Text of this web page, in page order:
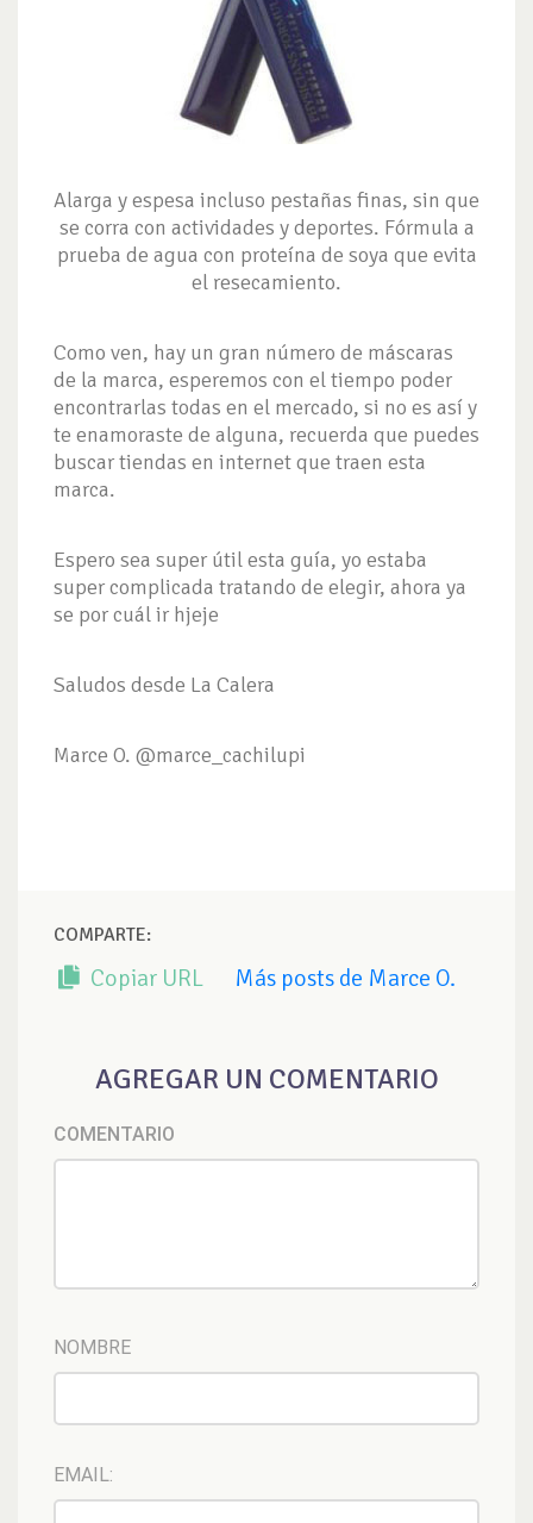
Alarga y espesa incluso pestañas finas, sin que
se corra con actividades y deportes. Fórmula a
prueba de agua con proteína de soya que evita
el resecamiento.
Como ven, hay un gran número de máscaras
de la marca, esperemos con el tiempo poder
encontrarlas todas en el mercado, si no es así y
te enamoraste de alguna, recuerda que puedes
buscar tiendas en internet que traen esta
marca.
Espero sea super útil esta guía, yo estaba
super complicada tratando de elegir, ahora ya
se por cuál ir hjeje
Saludos desde La Calera
Marce O. @marce_cachilupi
COMPARTE:
Copiar URL Más posts de Marce O.
AGREGAR UN COMENTARIO
COMENTARIO
NOMBRE
EMAIL: